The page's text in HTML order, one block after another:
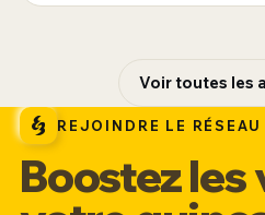
Voir toutes les
REJOINDRE LE RÉSEAU
Boostez les